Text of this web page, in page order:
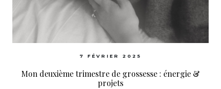
7 FÉVRIER 2025
Mon deuxième trimestre de grossesse : énergie &
projets